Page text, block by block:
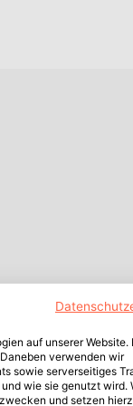
auf unserer Website.
verwenden wir
sowie serverseitiges
wie sie genutzt wird.
und setzen